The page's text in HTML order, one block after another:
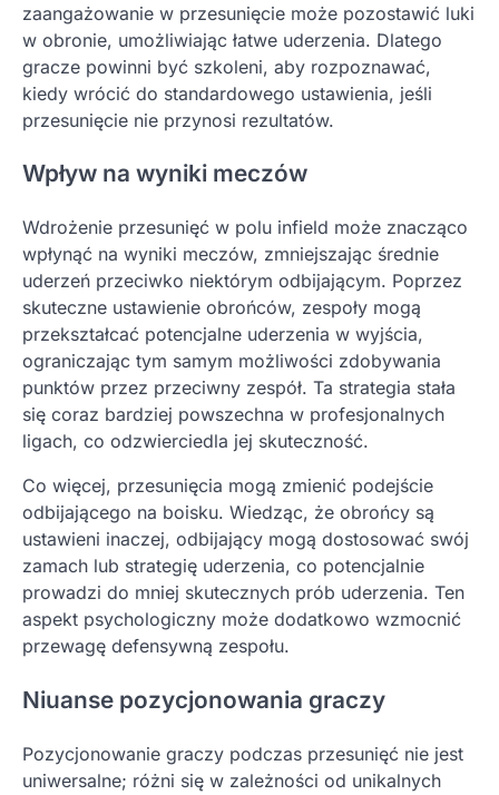
zaangażowanie w przesunięcie może pozostawić luki
w obronie, umożliwiając łatwe uderzenia. Dlatego
gracze powinni być szkoleni, aby rozpoznawać,
kiedy wrócić do standardowego ustawienia, jeśli
przesunięcie nie przynosi rezultatów.
Wpływ na wyniki meczów
Wdrożenie przesunięć w polu infield może znacząco
wpłynąć na wyniki meczów, zmniejszając średnie
uderzeń przeciwko niektórym odbijającym. Poprzez
skuteczne ustawienie obrońców, zespoły mogą
przekształcać potencjalne uderzenia w wyjścia,
ograniczając tym samym możliwości zdobywania
punktów przez przeciwny zespół. Ta strategia stała
się coraz bardziej powszechna w profesjonalnych
ligach, co odzwierciedla jej skuteczność.
Co więcej, przesunięcia mogą zmienić podejście
odbijającego na boisku. Wiedząc, że obrońcy są
ustawieni inaczej, odbijający mogą dostosować swój
zamach lub strategię uderzenia, co potencjalnie
prowadzi do mniej skutecznych prób uderzenia. Ten
aspekt psychologiczny może dodatkowo wzmocnić
przewagę defensywną zespołu.
Niuanse pozycjonowania graczy
Pozycjonowanie graczy podczas przesunięć nie jest
uniwersalne; różni się w zależności od unikalnych